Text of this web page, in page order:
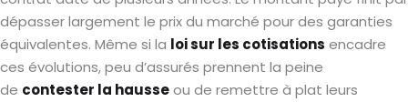
dépasser largement le prix du marché pour des garanties
équivalentes. Même si la loi sur les cotisations encadre
ces évolutions, peu d’assurés prennent la peine
de contester la hausseou de remettre à plat leurs